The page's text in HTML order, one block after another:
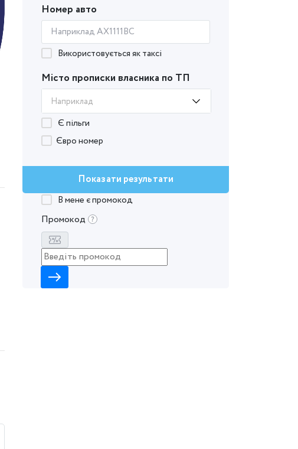
Номер авто
Використовується як таксі
Місто прописки власника по ТП
Наприклад
Є пільги
Євро номер
Показати результати
В мене є промокод
Промокод